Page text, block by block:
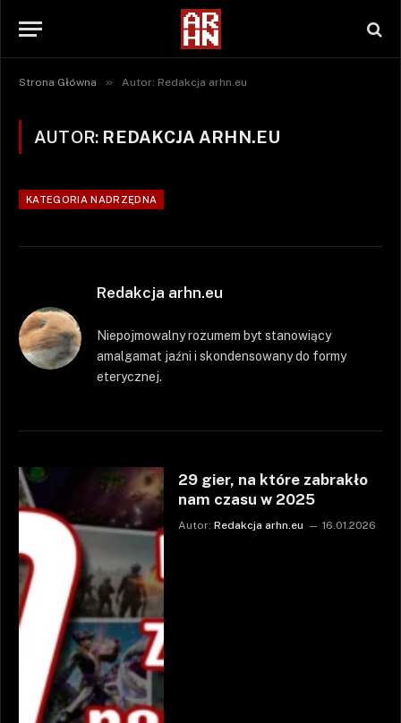
Strona Główna » Autor: Redakcja arhn.eu
AUTOR: REDAKCJA ARHN.EU
KATEGORIA NADRZĘDNA
Redakcja arhn.eu
Niepojmowalny rozumem byt stanowiący
amalgamat jaźni i skondensowany do formy
eterycznej.
29 gier, na które zabrakło
nam czasu w 2025
Autor: Redakcja arhn.eu 16.01.2026